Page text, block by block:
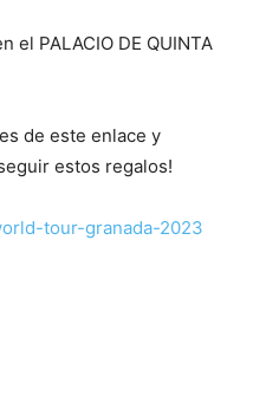
el PALACIO DE QUINTA
de este enlace y
estos regalos!
tour-granada-2023